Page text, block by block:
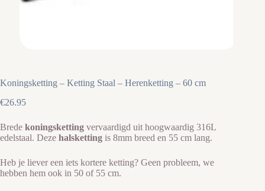
Koningsketting – Ketting Staal – Herenketting – 60 cm
€26.95
Brede koningsketting vervaardigd uit hoogwaardig 316L
edelstaal. Deze halsketting is 8mm breed en 55 cm lang.
Heb je liever een iets kortere ketting? Geen probleem, we
hebben hem ook in 50 of 55 cm.